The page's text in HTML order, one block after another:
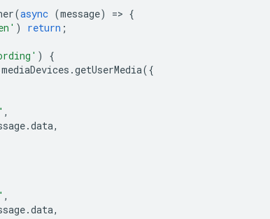
(async (message) => {
) return ;
)
{
mediaDevices .getUserMedia({
,
.data,
,
.data,